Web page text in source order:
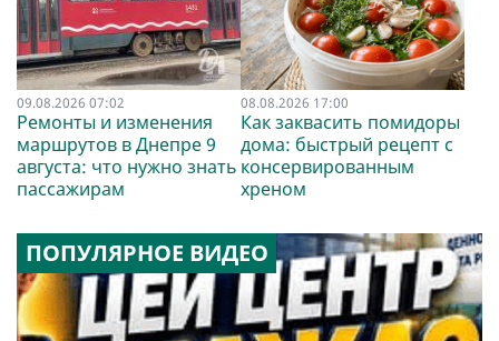
09.08.2026 07:02
Ремонты и изменения
маршрутов в Днепре 9
августа: что нужно знать
пассажирам
08.08.2026 17:00
Как заквасить помидоры
дома: быстрый рецепт с
консервированным
хреном
ПОПУЛЯРНОЕ ВИДЕО